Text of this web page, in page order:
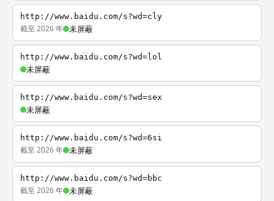
http://www.baidu.com/s?wd=cly
截至 2026 年 未屏蔽
http://www.baidu.com/s?wd=lol
未屏蔽
http://www.baidu.com/s?wd=sex
未屏蔽
http://www.baidu.com/s?wd=6si
截至 2026 年 未屏蔽
http://www.baidu.com/s?wd=bbc
截至 2026 年 未屏蔽